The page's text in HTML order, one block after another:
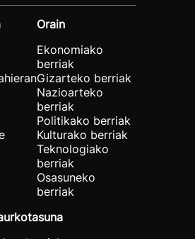
Orain
Ekonomiako
berriak
Gizarteko berriak
Nazioarteko
berriak
Politikako berriak
Kulturako berriak
Teknologiako
berriak
Osasuneko
berriak